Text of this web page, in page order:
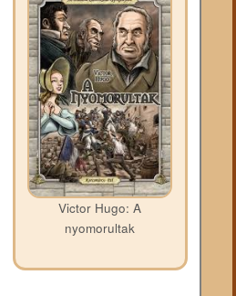
Victor Hugo: A
nyomorultak